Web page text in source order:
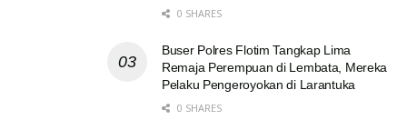
0 SHARES
Buser Polres Flotim Tangkap Lima
Remaja Perempuan di Lembata, Mereka
Pelaku Pengeroyokan di Larantuka
0 SHARES